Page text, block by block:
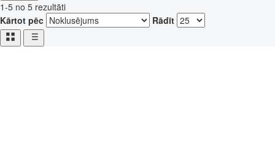
1-5 no 5 rezultāti
Kārtot pēc
Rādīt